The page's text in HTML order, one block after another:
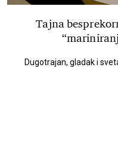
Tajna
Dugotrajan, gladak i